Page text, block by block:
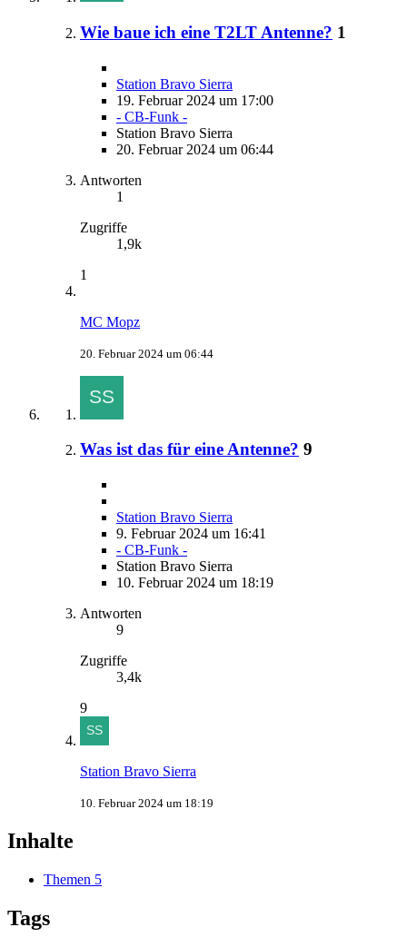
Wie baue ich eine T2LT Antenne? 1
Station Bravo Sierra
19. Februar 2024 um 17:00
- CB-Funk -
Station Bravo Sierra
20. Februar 2024 um 06:44
Antworten
1
Zugriffe
1,9k
1
MC Mopz
20. Februar 2024 um 06:44
Was ist das für eine Antenne? 9
Station Bravo Sierra
9. Februar 2024 um 16:41
- CB-Funk -
Station Bravo Sierra
10. Februar 2024 um 18:19
Antworten
9
Zugriffe
3,4k
9
Station Bravo Sierra
10. Februar 2024 um 18:19
Inhalte
Themen 5
Tags